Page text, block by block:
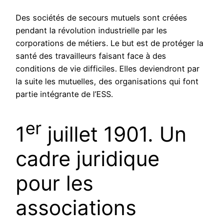
Des sociétés de secours mutuels sont créées
pendant la révolution industrielle par les
corporations de métiers. Le but est de protéger la
santé des travailleurs faisant face à des
conditions de vie difficiles. Elles deviendront par
la suite les mutuelles, des organisations qui font
partie intégrante de l’ESS.
1er juillet 1901. Un
cadre juridique
pour les
associations